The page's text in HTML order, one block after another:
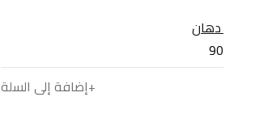
كرسي دهان
900
إضافة إلى السلة